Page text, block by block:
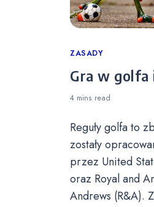
Categories
ZASADY
Gra w golfa
4 mins read
Reguły golfa to
zostały
przez United
oraz Royal and
Andrews (R&A).